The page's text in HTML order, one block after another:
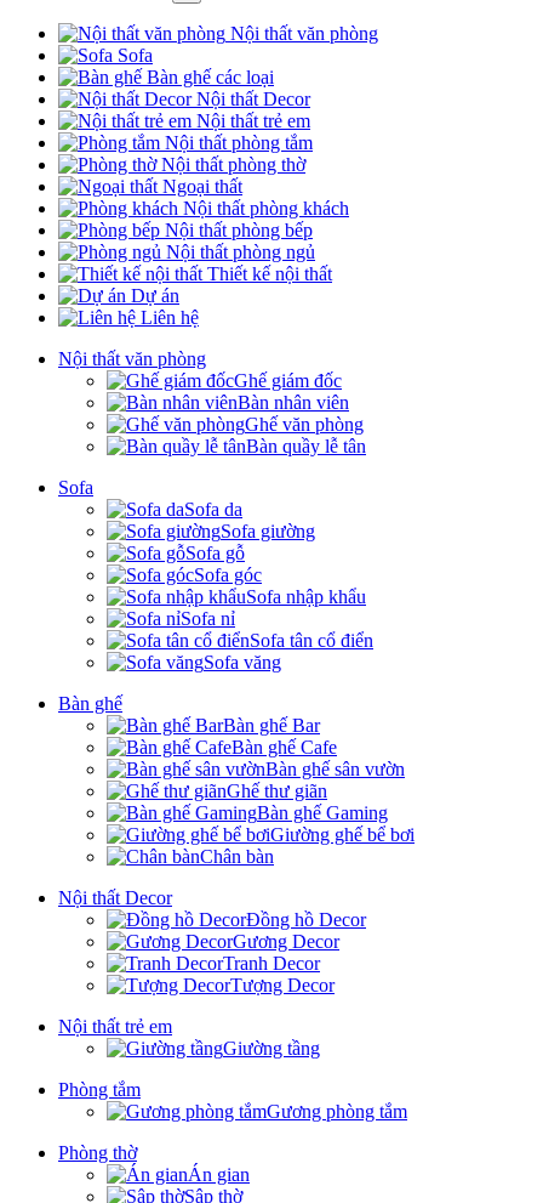
Nội thất văn phòng
Sofa
Bàn ghế các loại
Nội thất Decor
Nội thất trẻ em
Nội thất phòng tắm
Nội thất phòng thờ
Ngoại thất
Nội thất phòng khách
Nội thất phòng bếp
Nội thất phòng ngủ
Thiết kế nội thất
Dự án
Liên hệ
Nội thất văn phòng
Ghế giám đốc
Bàn nhân viên
Ghế văn phòng
Bàn quầy lễ tân
Sofa
Sofa da
Sofa giường
Sofa gỗ
Sofa góc
Sofa nhập khẩu
Sofa nỉ
Sofa tân cổ điển
Sofa văng
Bàn ghế
Bàn ghế Bar
Bàn ghế Cafe
Bàn ghế sân vườn
Ghế thư giãn
Bàn ghế Gaming
Giường ghế bể bơi
Chân bàn
Nội thất Decor
Đồng hồ Decor
Gương Decor
Tranh Decor
Tượng Decor
Nội thất trẻ em
Giường tầng
Phòng tắm
Gương phòng tắm
Phòng thờ
Án gian
Sập thờ